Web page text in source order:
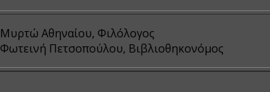
Μυρτώ Αθηναίου, Φιλόλογος
Φωτεινή Πετσοπούλου, Βιβλιοθηκονόμος